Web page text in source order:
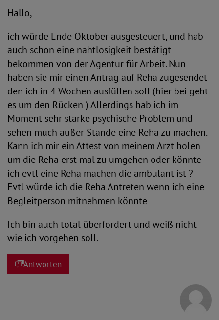
Hallo,
ich würde Ende Oktober ausgesteuert, und hab
auch schon eine nahtlosigkeit bestätigt
bekommen von der Agentur für Arbeit. Nun
haben sie mir einen Antrag auf Reha zugesendet
den ich in 4 Wochen ausfüllen soll (hier bei geht
es um den Rücken ) Allerdings hab ich im
Moment sehr starke psychische Problem und
sehen much außer Stande eine Reha zu machen.
Kann ich mir ein Attest von meinem Arzt holen
um die Reha erst mal zu umgehen oder könnte
ich evtl eine Reha machen die ambulant ist ?
Evtl würde ich die Reha Antreten wenn ich eine
Begleitperson mitnehmen könnte
Ich bin auch total überfordert und weiß nicht
wie ich vorgehen soll.
Antworten